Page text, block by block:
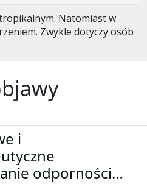
Natomiast w
Zwykle dotyczy osób
i
odporności…